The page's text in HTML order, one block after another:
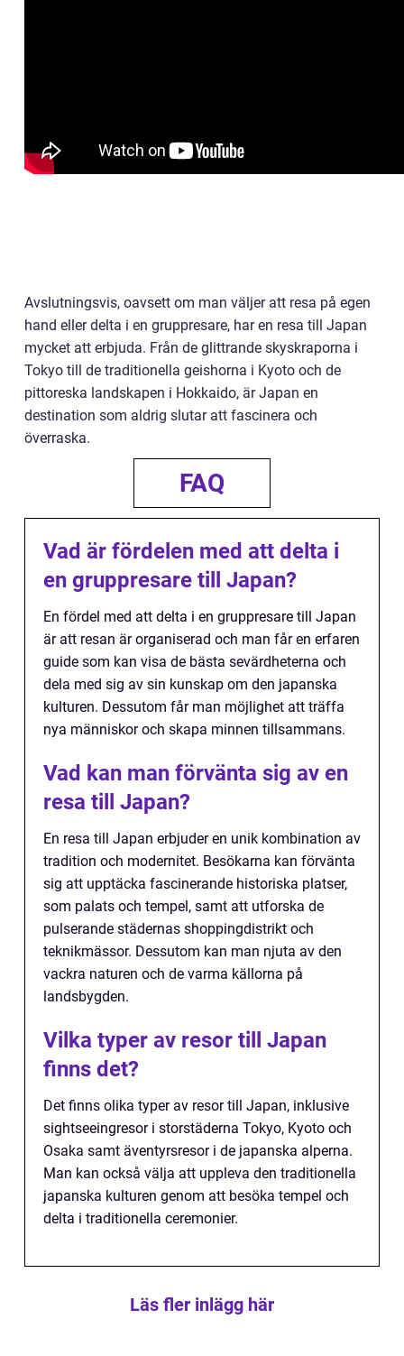
Avslutningsvis, oavsett om man väljer att resa på egen
hand eller delta i en gruppresare, har en resa till Japan
mycket att erbjuda. Från de glittrande skyskraporna i
Tokyo till de traditionella geishorna i Kyoto och de
pittoreska landskapen i Hokkaido, är Japan en
destination som aldrig slutar att fascinera och
överraska.
FAQ
Vad är fördelen med att delta i
en gruppresare till Japan?
En fördel med att delta i en gruppresare till Japan
är att resan är organiserad och man får en erfaren
guide som kan visa de bästa sevärdheterna och
dela med sig av sin kunskap om den japanska
kulturen. Dessutom får man möjlighet att träffa
nya människor och skapa minnen tillsammans.
Vad kan man förvänta sig av en
resa till Japan?
En resa till Japan erbjuder en unik kombination av
tradition och modernitet. Besökarna kan förvänta
sig att upptäcka fascinerande historiska platser,
som palats och tempel, samt att utforska de
pulserande städernas shoppingdistrikt och
teknikmässor. Dessutom kan man njuta av den
vackra naturen och de varma källorna på
landsbygden.
Vilka typer av resor till Japan
finns det?
Det finns olika typer av resor till Japan, inklusive
sightseeingresor i storstäderna Tokyo, Kyoto och
Osaka samt äventyrsresor i de japanska alperna.
Man kan också välja att uppleva den traditionella
japanska kulturen genom att besöka tempel och
delta i traditionella ceremonier.
Läs fler inlägg här